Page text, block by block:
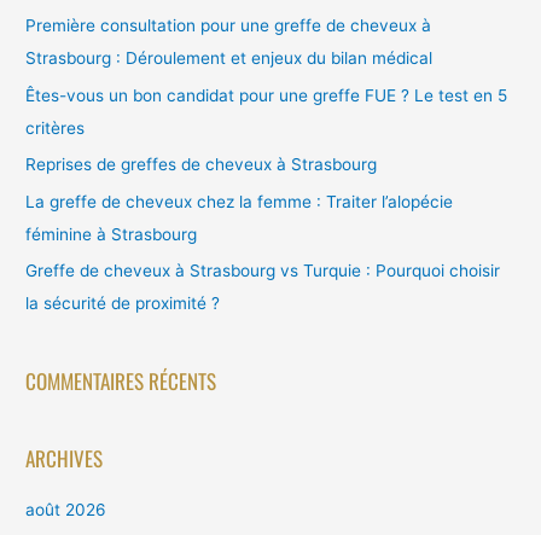
e
r
c
Première consultation pour une greffe de cheveux à
Strasbourg : Déroulement et enjeux du bilan médical
Êtes-vous un bon candidat pour une greffe FUE ? Le test en 5
critères
Reprises de greffes de cheveux à Strasbourg
La greffe de cheveux chez la femme : Traiter l’alopécie
féminine à Strasbourg
Greffe de cheveux à Strasbourg vs Turquie : Pourquoi choisir
la sécurité de proximité ?
COMMENTAIRES RÉCENTS
ARCHIVES
août 2026